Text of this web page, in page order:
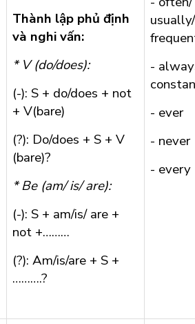
usually/
-
- ever
- never
- every
Thành lập phủ định
và nghi vấn:
* V (do/does):
(-): S + do/does + not
+ V(bare)
(?): Do/does + S + V
(bare)?
* Be (am/ is/ are):
(-): S + am/is/ are +
not +………
(?): Am/is/are + S +
……….?